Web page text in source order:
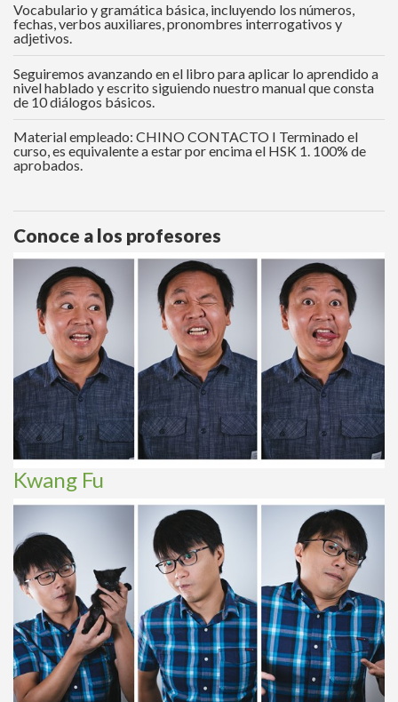
Vocabulario y gramática básica, incluyendo los números,
fechas, verbos auxiliares, pronombres interrogativos y
adjetivos.
Seguiremos avanzando en el libro para aplicar lo aprendido a
nivel hablado y escrito siguiendo nuestro manual que consta
de 10 diálogos básicos.
Material empleado: CHINO CONTACTO I Terminado el
curso, es equivalente a estar por encima el HSK 1. 100% de
aprobados.
Conoce a los profesores
Kwang Fu